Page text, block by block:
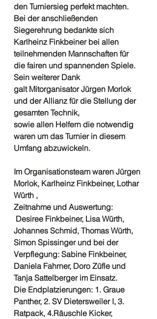
den Turniersieg perfekt machten.
Bei der anschließenden
Siegerehrung bedankte sich
Karlheinz Finkbeiner bei allen
teilnehmenden Mannschaften für
die fairen und spannenden Spiele.
Sein weiterer Dank
galt Mitorganisator Jürgen Morlok
und der Allianz für die Stellung der
gesamten Technik,
sowie allen Helfern die notwendig
waren um das Turnier in diesem
Umfang abzuwickeln.
Im Organisationsteam waren Jürgen
Morlok, Karlheinz Finkbeiner, Lothar
Würth ,
Zeitnahme und Auswertung:
Desiree Finkbeiner, Lisa Würth,
Johannes Schmid, Thomas Würth,
Simon Spissinger und bei der
Verpflegung: Sabine Finkbeiner,
Daniela Fahrner, Doro Züfle und
Tanja Sattelberger im Einsatz.
Die Endplatzierungen: 1. Graue
Panther, 2. SV Dietersweiler I, 3.
Ratpack, 4.Räuschle Kicker,